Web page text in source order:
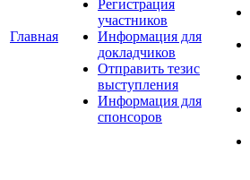
Главная
Регистрация
участников
Информация для
докладчиков
Отправить тезис
выступления
Информация для
спонсоров